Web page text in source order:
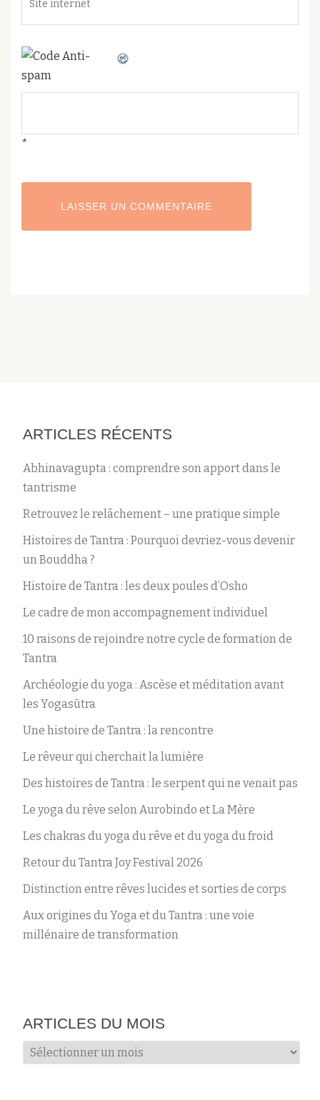
*
ARTICLES RÉCENTS
Abhinavagupta : comprendre son apport dans le
tantrisme
Retrouvez le relâchement – une pratique simple
Histoires de Tantra : Pourquoi devriez-vous devenir
un Bouddha ?
Histoire de Tantra : les deux poules d’Osho
Le cadre de mon accompagnement individuel
10 raisons de rejoindre notre cycle de formation de
Tantra
Archéologie du yoga : Ascèse et méditation avant
les Yogasūtra
Une histoire de Tantra : la rencontre
Le rêveur qui cherchait la lumière
Des histoires de Tantra : le serpent qui ne venait pas
Le yoga du rêve selon Aurobindo et La Mère
Les chakras du yoga du rêve et du yoga du froid
Retour du Tantra Joy Festival 2026
Distinction entre rêves lucides et sorties de corps
Aux origines du Yoga et du Tantra : une voie
millénaire de transformation
ARTICLES DU MOIS
Articles